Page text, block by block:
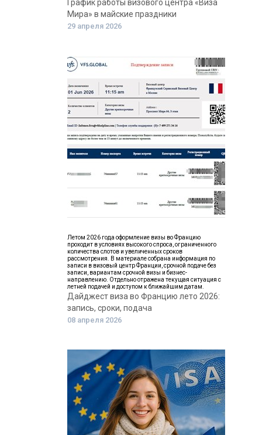
График работы визового центра «Виза
Мира» в майские праздники
29 апреля 2026
Летом 2026 года оформление визы во Францию
проходит в условиях высокого спроса, ограниченного
количества слотов и увеличенных сроков
рассмотрения. В материале собрана информация по
записи в визовый центр Франции, срочной подаче без
записи, вариантам срочной визы и бизнес-
направлению. Отдельно отражена текущая ситуация с
летней подачей и доступом к ближайшим датам.
Дайджест виза во Францию лето 2026:
запись, сроки, подача
08 апреля 2026